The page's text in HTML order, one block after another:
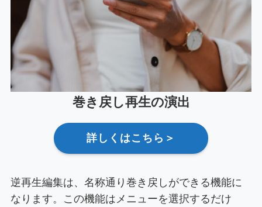
巻き戻し再生の演出
詳しくはこちら＞
逆再生編集は、名称通り巻き戻しができる機能に
なります。この機能はメニューを選択するだけ